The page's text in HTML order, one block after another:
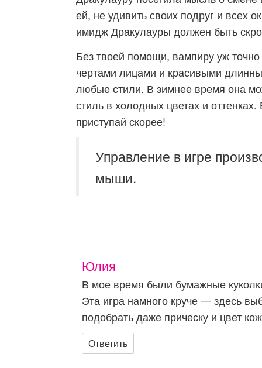
ей, не удивить своих подруг и
имидж Дракулауры должен быть
Без твоей помощи, вампиру уж
чертами лицами и красивыми
любые стили. В зимнее время она
стиль в холодных цветах и
приступай скорее!
Управление в игре
мыши.
Юлия
В мое время были бумажные
Эта игра намного круче — здесь
подобрать даже прическу и цвет
Ответить